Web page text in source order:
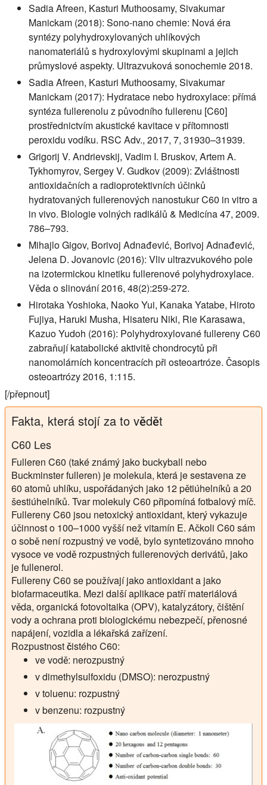
Sadia Afreen, Kasturi Muthoosamy, Sivakumar
Manickam (2018): Sono-nano chemie: Nová éra
syntézy polyhydroxylovaných uhlíkových
nanomateriálů s hydroxylovými skupinami a jejich
průmyslové aspekty. Ultrazvuková sonochemie 2018.
Sadia Afreen, Kasturi Muthoosamy, Sivakumar
Manickam (2017): Hydratace nebo hydroxylace: přímá
syntéza fullerenolu z původního fullerenu [C60]
prostřednictvím akustické kavitace v přítomnosti
peroxidu vodíku. RSC Adv., 2017, 7, 31930–31939.
Grigorij V. Andrievskij, Vadim I. Bruskov, Artem A.
Tykhomyrov, Sergey V. Gudkov (2009): Zvláštnosti
antioxidačních a radioprotektivních účinků
hydratovaných fullerenových nanostukur C60 in vitro a
in vivo. Biologie volných radikálů & Medicína 47, 2009.
786–793.
Mihajlo Gigov, Borivoj Adnađević, Borivoj Adnađević,
Jelena D. Jovanovic (2016): Vliv ultrazvukového pole
na izotermickou kinetiku fullerenové polyhydroxylace.
Věda o slinování 2016, 48(2):259-272.
Hirotaka Yoshioka, Naoko Yui, Kanaka Yatabe, Hiroto
Fujiya, Haruki Musha, Hisateru Niki, Rie Karasawa,
Kazuo Yudoh (2016): Polyhydroxylované fullereny C60
zabraňují katabolické aktivitě chondrocytů při
nanomolárních koncentracích při osteoartróze. Časopis
osteoartrózy 2016, 1:115.
[/přepnout]
Fakta, která stojí za to vědět
C60 Les
Fulleren C60 (také známý jako buckyball nebo
Buckminster fulleren) je molekula, která je sestavena ze
60 atomů uhlíku, uspořádaných jako 12 pětiúhelníků a 20
šestiúhelníků. Tvar molekuly C60 připomíná fotbalový míč.
Fullereny C60 jsou netoxický antioxidant, který vykazuje
účinnost o 100–1000 vyšší než vitamín E. Ačkoli C60 sám
o sobě není rozpustný ve vodě, bylo syntetizováno mnoho
vysoce ve vodě rozpustných fullerenových derivátů, jako
je fullenerol.
Fullereny C60 se používají jako antioxidant a jako
biofarmaceutika. Mezi další aplikace patří materiálová
věda, organická fotovoltaika (OPV), katalyzátory, čištění
vody a ochrana proti biologickému nebezpečí, přenosné
napájení, vozidla a lékařská zařízení.
Rozpustnost čistého C60:
ve vodě: nerozpustný
v dimethylsulfoxidu (DMSO): nerozpustný
v toluenu: rozpustný
v benzenu: rozpustný